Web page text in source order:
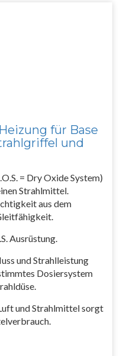
für Base
und
= Dry Oxide System)
Strahlmittel.
aus dem
Ausrüstung.
und Strahlleistung
Dosiersystem
und Strahlmittel sorgt